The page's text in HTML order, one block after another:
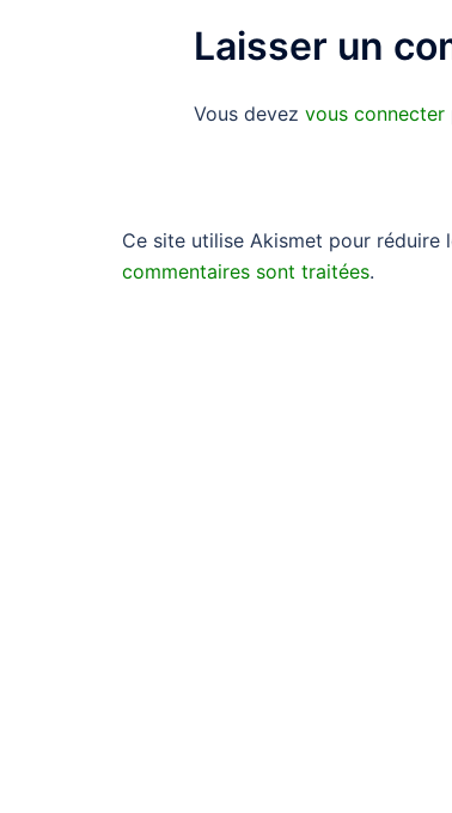
Laisser un
Vous devez vous connecter
Ce site utilise Akismet pour réduire
commentaires sont traitées.